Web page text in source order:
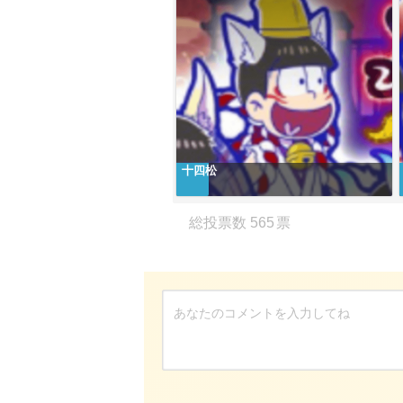
十四松
565